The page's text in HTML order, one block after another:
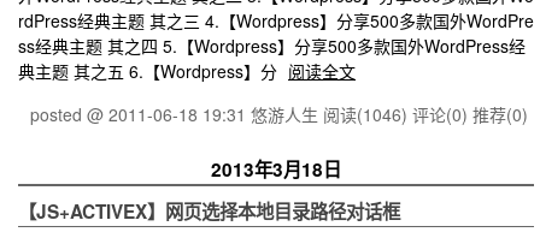
rdPress经典主题 其之三 4.【Wordpress】分享500多款国外WordPre
ss经典主题 其之四 5.【Wordpress】分享500多款国外WordPress经
典主题 其之五 6.【Wordpress】分 阅读全文
posted @ 2011-06-18 19:31 悠游人生 阅读(1046) 评论(0) 推荐(0)
2013年3月18日
【JS+ACTIVEX】网页选择本地目录路径对话框